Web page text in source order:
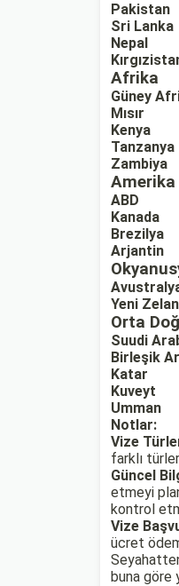
Pakistan
Sri Lanka
Nepal
Afrika
Güney
Mısır
Kenya
Tanzanya
Zambiya
Amerika
ABD
Kanada
Brezilya
Arjantin
Yeni
Orta
Suudi
Birleşik
Katar
Kuveyt
Umman
Notlar:
Vize
farklı
Güncel
etmeyi
kontrol
Vize
ücret
buna göre